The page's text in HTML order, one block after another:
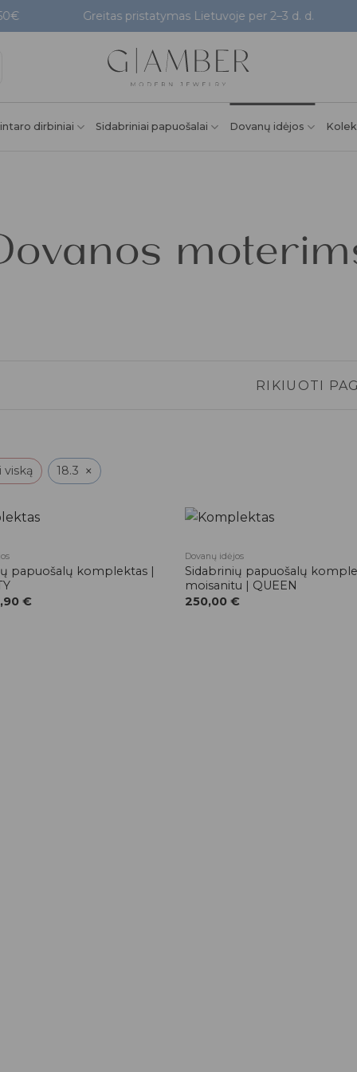
Greitas pristatymas Lietuvoje per 2–3 d. d.
dirbiniai Sidabriniai papuošalai Dovanų idėjos
RIKIUOTI
viską 18.3 ×
patikusios
papuošalų komplektas |
€
Dovanų idėjos
Sidabrinių papuošalų
moisanitu | QUEEN
250,00 €